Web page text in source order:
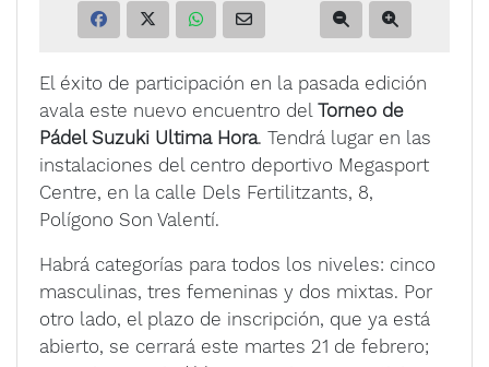
El éxito de participación en la pasada edición
avala este nuevo encuentro del Torneo de
Pádel Suzuki Ultima Hora. Tendrá lugar en las
instalaciones del centro deportivo Megasport
Centre, en la calle Dels Fertilitzants, 8,
Polígono Son Valentí.
Habrá categorías para todos los niveles: cinco
masculinas, tres femeninas y dos mixtas. Por
otro lado, el plazo de inscripción, que ya está
abierto, se cerrará este martes 21 de febrero;